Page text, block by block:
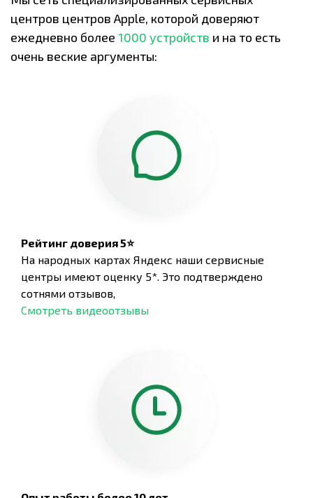
центров центров Apple, которой доверяют
ежедневно более 1000 устройств и на то есть
очень веские аргументы:
Рейтинг доверия 5⭐
На народных картах Яндекс наши сервисные
центры имеют оценку 5*. Это подтверждено
сотнями отзывов,
Смотреть видеоотзывы